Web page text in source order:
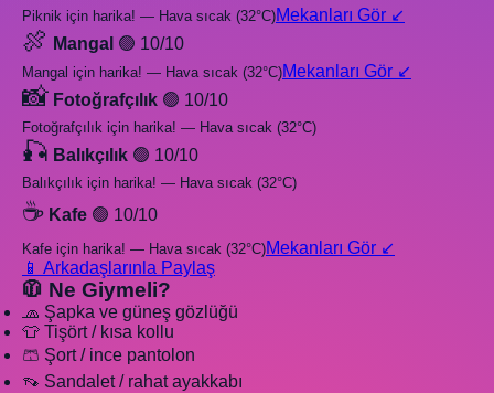
Piknik için harika! — Hava sıcak (32°C)Mekanları Gör ↙️
🍖 Mangal 🟢 10/10
Mangal için harika! — Hava sıcak (32°C)Mekanları Gör ↙️
📸 Fotoğrafçılık 🟢 10/10
Fotoğrafçılık için harika! — Hava sıcak (32°C)
🎣 Balıkçılık 🟢 10/10
Balıkçılık için harika! — Hava sıcak (32°C)
☕ Kafe 🟢 10/10
Kafe için harika! — Hava sıcak (32°C)Mekanları Gör ↙️
📱 Arkadaşlarınla Paylaş
🧥 Ne Giymeli?
🧢 Şapka ve güneş gözlüğü
👕 Tişört / kısa kollu
🩳 Şort / ince pantolon
👡 Sandalet / rahat ayakkabı